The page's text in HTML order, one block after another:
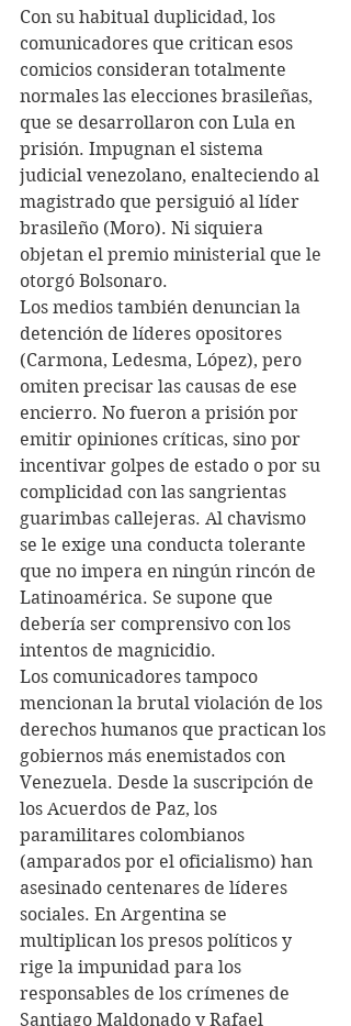
Con su habitual duplicidad, los
comunicadores que critican esos
comicios consideran totalmente
normales las elecciones brasileñas,
que se desarrollaron con Lula en
prisión. Impugnan el sistema
judicial venezolano, enalteciendo al
magistrado que persiguió al líder
brasileño (Moro). Ni siquiera
objetan el premio ministerial que le
otorgó Bolsonaro.
Los medios también denuncian la
detención de líderes opositores
(Carmona, Ledesma, López), pero
omiten precisar las causas de ese
encierro. No fueron a prisión por
emitir opiniones críticas, sino por
incentivar golpes de estado o por su
complicidad con las sangrientas
guarimbas callejeras. Al chavismo
se le exige una conducta tolerante
que no impera en ningún rincón de
Latinoamérica. Se supone que
debería ser comprensivo con los
intentos de magnicidio.
Los comunicadores tampoco
mencionan la brutal violación de los
derechos humanos que practican los
gobiernos más enemistados con
Venezuela. Desde la suscripción de
los Acuerdos de Paz, los
paramilitares colombianos
(amparados por el oficialismo) han
asesinado centenares de líderes
sociales. En Argentina se
multiplican los presos políticos y
rige la impunidad para los
responsables de los crímenes de
Santiago Maldonado y Rafael